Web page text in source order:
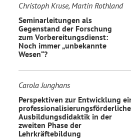
Christoph Kruse, Martin Rothland
Seminarleitungen als
Gegenstand der Forschung
zum Vorbereitungsdienst:
Noch immer „unbekannte
Wesen“?
Carola Junghans
Perspektiven zur Entwicklung
Ausbildungsdidaktik in der
zweiten Phase der
Lehrkräftebildung